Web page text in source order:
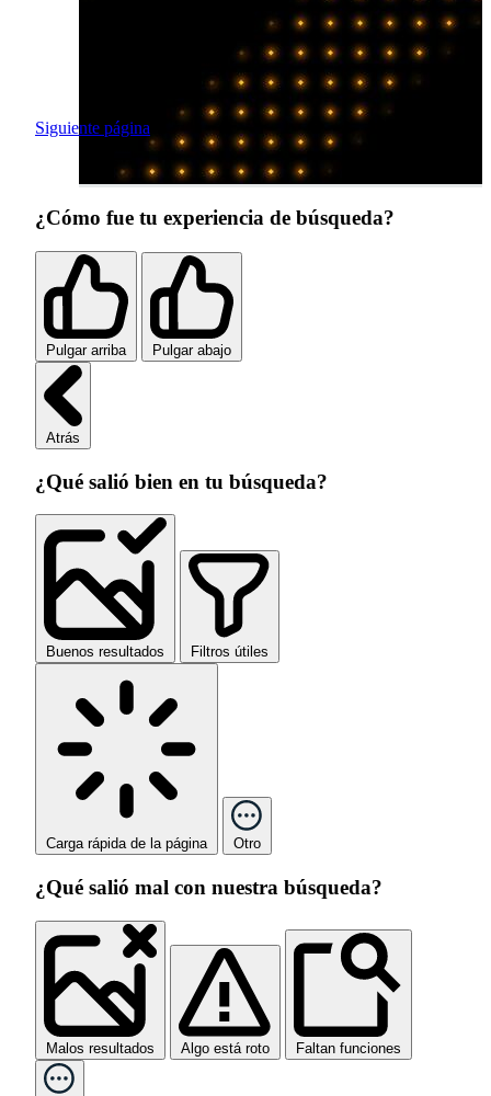
Siguiente página
¿Cómo fue tu experiencia de búsqueda?
Pulgar arriba Pulgar abajo
Atrás
¿Qué salió bien en tu búsqueda?
Buenos resultados Filtros útiles
Carga rápida de la página Otro
¿Qué salió mal con nuestra búsqueda?
Malos resultados Algo está roto Faltan funciones